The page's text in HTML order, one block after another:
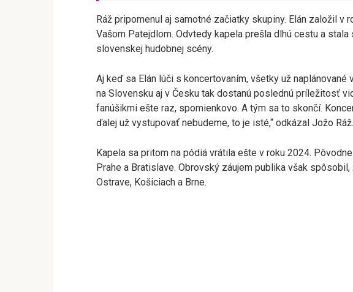
Ráž pripomenul aj samotné začiatky skupiny. Elán založil v
Vašom Patejdlom. Odvtedy kapela prešla dlhú cestu a
slovenskej hudobnej scény.
Aj keď sa Elán lúči s koncertovaním, všetky už naplánované
na Slovensku aj v Česku tak dostanú poslednú príležitosť
fanúšikmi ešte raz, spomienkovo. A tým sa to skončí.
ďalej už vystupovať nebudeme, to je isté,“ odkázal Jožo Ráž.
Kapela sa pritom na pódiá vrátila ešte v roku 2024.
Prahe a Bratislave. Obrovský záujem publika však
Ostrave, Košiciach a Brne.